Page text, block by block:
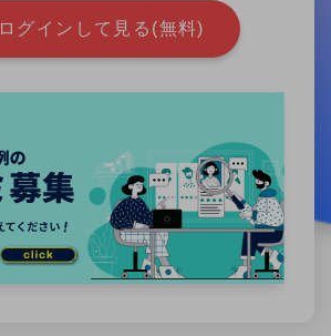
ログインして見る(無料)